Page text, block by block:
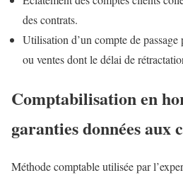
des contrats.
Utilisation d’un compte de
ou ventes dont le délai de
Comptabilisation en
garanties données aux
Méthode comptable utilisée par